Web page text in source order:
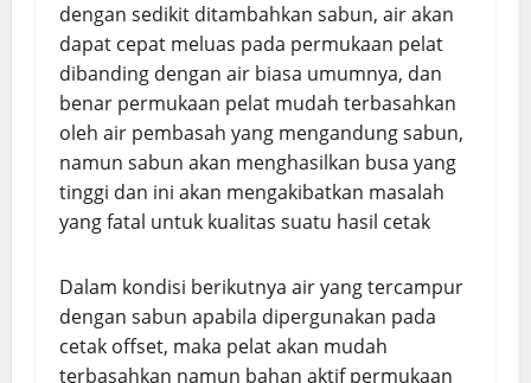
dengan sedikit ditambahkan sabun, air akan
dapat cepat meluas pada permukaan pelat
dibanding dengan air biasa umumnya, dan
benar permukaan pelat mudah terbasahkan
oleh air pembasah yang mengandung sabun,
namun sabun akan menghasilkan busa yang
tinggi dan ini akan mengakibatkan masalah
yang fatal untuk kualitas suatu hasil cetak
Dalam kondisi berikutnya air yang tercampur
dengan sabun apabila dipergunakan pada
cetak offset, maka pelat akan mudah
terbasahkan namun bahan aktif permukaan